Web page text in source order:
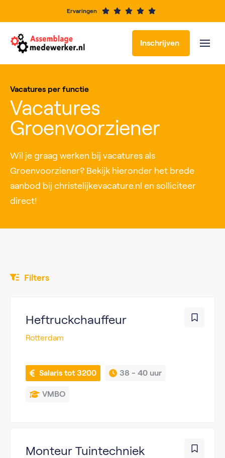
Ervaringen
Inschrijven
Vacatures per functie
Vacatures
Groenvoorziener
Wil je graag werken bij vacatures als
Groenvoorziener? Bekijk hieronder het brede
aanbod bij christelijkevacature.nl en solliciteer
direct!
Filters
Heftruckchauffeur
Rotterdam
Salaris tot 3200 38 - 40 uur
VMBO
Monteur Tuintechniek